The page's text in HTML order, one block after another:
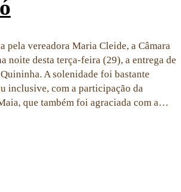
pela vereadora Maria Cleide, a Câmara
noite desta terça-feira (29), a entrega de
A solenidade foi bastante
inclusive, com a participação da
que também foi agraciada com a…